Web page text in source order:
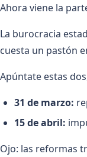
Ahora viene la
La burocracia
cuesta un pastón
Apúntate estas
31 de marzo:
15 de abril:
Ojo: las reformas